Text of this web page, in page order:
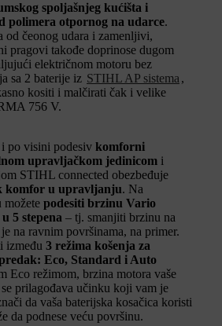
spoljašnjeg kućišta i
polimera otpornog na udarce.
od čeonog udara i zamenljivi,
pragovi takođe doprinose dugom
električnom motoru bez
sa 2 baterije iz STIHL AP sistema ,
kositi i malčirati čak i velike
756 V.
po visini podesiv komforni
upravljačkom jedinicom i
STIHL connected obezbeđuje
komfor u upravljanju. Na
možete podesiti brzinu Vario
5 stepena – tj. smanjiti brzinu na
na ravnim površinama, na primer.
između 3 režima košenja za
Eco, Standard i Auto
Eco režimom, brzina motora vaše
prilagođava učinku koji vam je
da vaša baterijska kosačica koristi
da podnese veću površinu.